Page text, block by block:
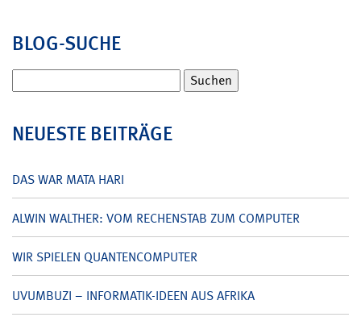
BLOG-SUCHE
nach:
NEUESTE BEITRÄGE
DAS WAR MATA HARI
ALWIN WALTHER: VOM RECHENSTAB ZUM COMPUTER
WIR SPIELEN QUANTENCOMPUTER
UVUMBUZI – INFORMATIK-IDEEN AUS AFRIKA